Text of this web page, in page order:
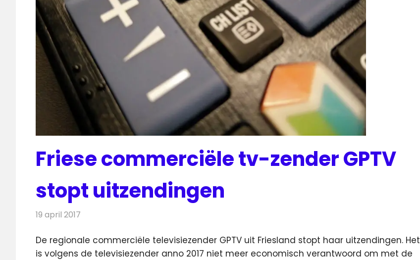
Friese commerciële tv-zender GPTV
stopt uitzendingen
19 april 2017
De regionale commerciële televisiezender GPTV uit Friesland stopt haar uitzendingen. Het
is volgens de televisiezender anno 2017 niet meer economisch verantwoord om met de